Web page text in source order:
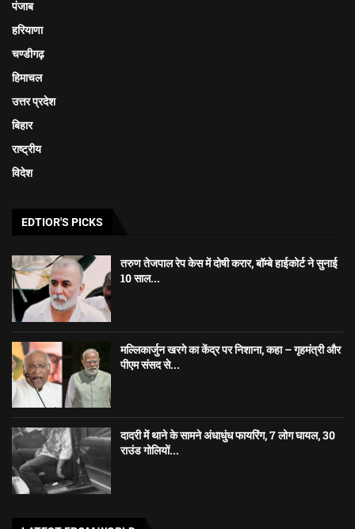
पंजाब
हरियाणा
चण्डीगढ़
हिमाचल
उत्तर प्रदेश
बिहार
राष्ट्रीय
विदेश
EDTIOR'S PICKS
तरुण तेजपाल रेप केस में दोषी करार, बॉम्बे हाईकोर्ट ने सुनाई
10 साल...
मल्लिकार्जुन खरगे का केंद्र पर निशाना, कहा – गृहमंत्री और
पीएम संसद से...
दादरी में थाने के सामने अंधाधुंध फायरिंग, 7 लोग घायल, 30
राउंड गोलियों...